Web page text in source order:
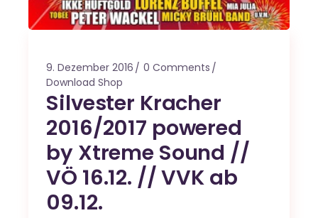
9. Dezember 2016
0 Comments
Download Shop
Silvester Kracher
2016/2017 powered
by Xtreme Sound //
VÖ 16.12. // VVK ab
09.12.